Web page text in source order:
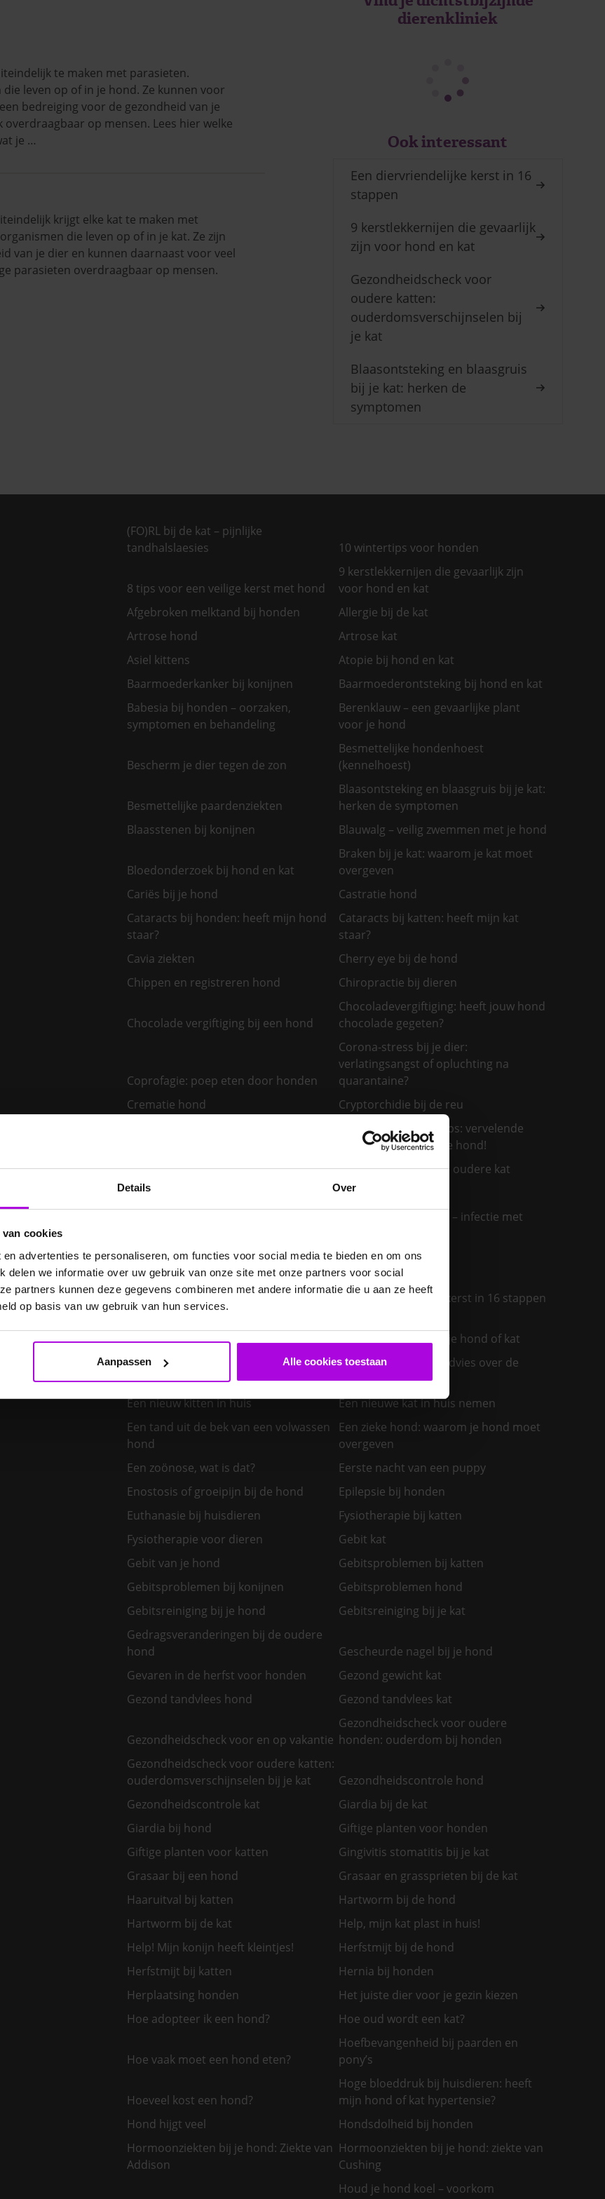
Details Over
cookies
advertenties te personaliseren, om functies voor social media te bieden en om ons
delen we informatie over uw gebruik van onze site met onze partners voor social
partners kunnen deze gegevens combineren met andere informatie die u aan ze heeft
op basis van uw gebruik van hun services.
Aanpassen Alle cookies toestaan
te maken met parasieten.
leven op of in je hond. Ze kunnen voor
bedreiging voor de gezondheid van je
op mensen. Lees hier welke
je …
krijgt elke kat te maken met
die leven op of in je kat. Ze zijn
van je dier en kunnen daarnaast voor veel
parasieten overdraagbaar op mensen.
dierenkliniek
Ook interessant
Een diervriendelijke kerst in 16
stappen
9 kerstlekkernijen die gevaarlijk
zijn voor hond en kat
Gezondheidscheck voor
oudere katten:
ouderdomsverschijnselen bij
je kat
Blaasontsteking en blaasgruis
bij je kat: herken de
symptomen
(FO)RL bij de kat – pijnlijke
tandhalslaesies
10 wintertips voor honden
8 tips voor een veilige kerst met hond
9 kerstlekkernijen die gevaarlijk zijn
voor hond en kat
Afgebroken melktand bij honden
Allergie bij de kat
Artrose hond
Artrose kat
Asiel kittens
Atopie bij hond en kat
Baarmoederkanker bij konijnen
Baarmoederontsteking bij hond en kat
Babesia bij honden – oorzaken,
symptomen en behandeling
Berenklauw – een gevaarlijke plant
voor je hond
Bescherm je dier tegen de zon
Besmettelijke hondenhoest
(kennelhoest)
Besmettelijke paardenziekten
Blaasontsteking en blaasgruis bij je kat:
herken de symptomen
Blaasstenen bij konijnen
Blauwalg – veilig zwemmen met je hond
Bloedonderzoek bij hond en kat
Braken bij je kat: waarom je kat moet
overgeven
Cariës bij je hond
Castratie hond
Cataracts bij honden: heeft mijn hond
staar?
Cataracts bij katten: heeft mijn kat
staar?
Cavia ziekten
Cherry eye bij de hond
Chippen en registreren hond
Chiropractie bij dieren
Chocolade vergiftiging bij een hond
Chocoladevergiftiging: heeft jouw hond
chocolade gegeten?
Coprofagie: poep eten door honden
Corona-stress bij je dier:
verlatingsangst of opluchting na
quarantaine?
Crematie hond
Cryptorchidie bij de reu
De eikenprocessierups: vervelende
irritatie voor jou en je hond!
De juiste dierenarts kiezen
De verzorging van de oudere kat
De ziekte van Lyme bij de hond
De ziekte van Weil
Demodex bij honden – infectie met
Diabetes bij honden: herken de
signalen van suikerziekte bij je hond
Diarree bij je kat
E. cuniculi bij het konijn
Een diervriendelijke kerst in 16 stappen
bij mij?
Een insectenbeet bij je hond of kat
Een klein huisdier kiezen
Een konijn in huis – advies over de
verzorging
Een nieuw kitten in huis
Een nieuwe kat in huis nemen
Een tand uit de bek van een volwassen
hond
Een zieke hond: waarom je hond moet
overgeven
Een zoönose, wat is dat?
Eerste nacht van een puppy
Enostosis of groeipijn bij de hond
Epilepsie bij honden
Euthanasie bij huisdieren
Fysiotherapie bij katten
Fysiotherapie voor dieren
Gebit kat
Gebit van je hond
Gebitsproblemen bij katten
Gebitsproblemen bij konijnen
Gebitsproblemen hond
Gebitsreiniging bij je hond
Gebitsreiniging bij je kat
Gedragsveranderingen bij de oudere
hond
Gescheurde nagel bij je hond
Gevaren in de herfst voor honden
Gezond gewicht kat
Gezond tandvlees hond
Gezond tandvlees kat
Gezondheidscheck voor en op vakantie
Gezondheidscheck voor oudere
honden: ouderdom bij honden
Gezondheidscheck voor oudere katten:
ouderdomsverschijnselen bij je kat
Gezondheidscontrole hond
Gezondheidscontrole kat
Giardia bij de kat
Giardia bij hond
Giftige planten voor honden
Giftige planten voor katten
Gingivitis stomatitis bij je kat
Grasaar bij een hond
Grasaar en grassprieten bij de kat
Haaruitval bij katten
Hartworm bij de hond
Hartworm bij de kat
Help, mijn kat plast in huis!
Help! Mijn konijn heeft kleintjes!
Herfstmijt bij de hond
Herfstmijt bij katten
Hernia bij honden
Herplaatsing honden
Het juiste dier voor je gezin kiezen
Hoe adopteer ik een hond?
Hoe oud wordt een kat?
Hoe vaak moet een hond eten?
Hoefbevangenheid bij paarden en
pony’s
Hoeveel kost een hond?
Hoge bloeddruk bij huisdieren: heeft
mijn hond of kat hypertensie?
Hond hijgt veel
Hondsdolheid bij honden
Hormoonziekten bij je hond: Ziekte van
Addison
Hormoonziekten bij je hond: ziekte van
Cushing
Houd je hond koel – voorkom